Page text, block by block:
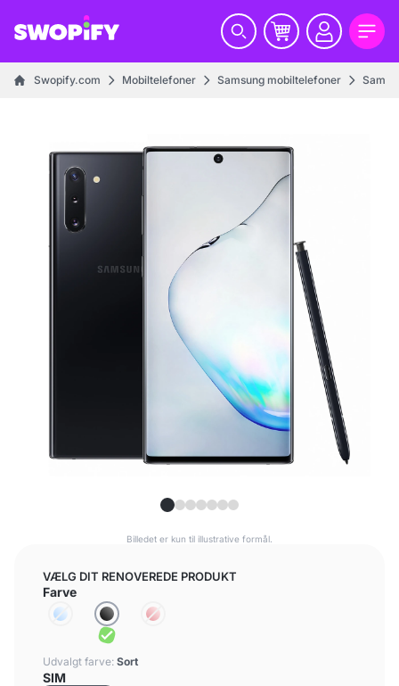
Swopify.com Mobiltelefoner Samsung mobiltelefoner
Billedet er kun til illustrative formål.
VÆLG DIT RENOVEREDE PRODUKT
Farve
Udvalgt farve: Sort
SIM